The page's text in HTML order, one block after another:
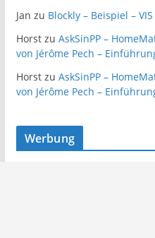
Jan zu Blockly – Beispiel –
Horstzu AskSinPP –
von Jérôme Pech –
Horstzu AskSinPP –
von Jérôme Pech –
Werbung